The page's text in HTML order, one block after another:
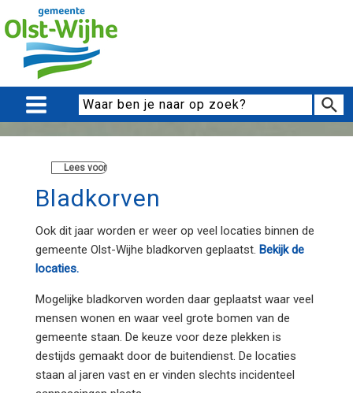
Lees voor
Bladkorven
Ook dit jaar worden er weer op veel locaties binnen de
gemeente Olst-Wijhe bladkorven geplaatst. Bekijk de
locaties.
Mogelijke bladkorven worden daar geplaatst waar veel
mensen wonen en waar veel grote bomen van de
gemeente staan. De keuze voor deze plekken is
destijds gemaakt door de buitendienst. De locaties
staan al jaren vast en er vinden slechts incidenteel